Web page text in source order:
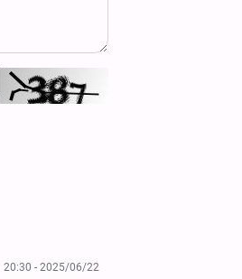
20:30 - 2025/06/22